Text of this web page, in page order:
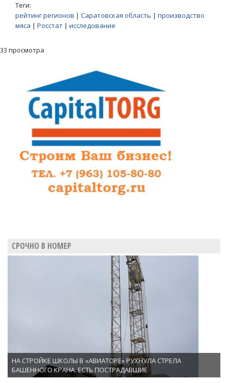
Теги:
рейтинг регионов | Саратовская область | производство
мяса | Росстат | исследование
33 просмотра
СРОЧНО В НОМЕР
НА СТРОЙКЕ ШКОЛЫ В «АВИАТОРЕ» РУХНУЛА СТРЕЛА
БАШЕННОГО КРАНА. ЕСТЬ ПОСТРАДАВШИЕ